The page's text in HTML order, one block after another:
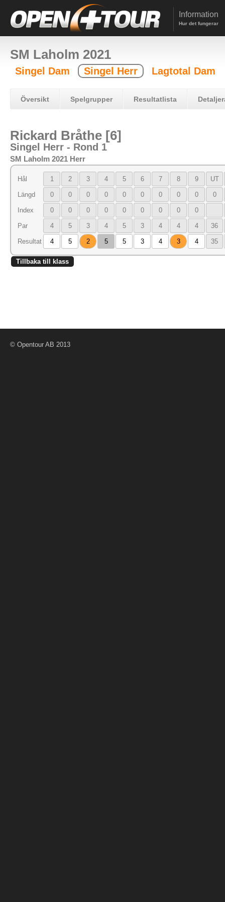
Information
Hur det fungerar
SM Laholm 2021
Singel Dam Singel Herr Lagtotal Dam
Översikt Spelgrupper Resultatlista
Rickard Bråthe [6]
Singel Herr - Rond 1
SM Laholm 2021 Herr
Hål 1 2 3 4 5 6 7 8 9 UT
Längd 0 0 0 0 0 0 0 0 0 0
Index 0 0 0 0 0 0 0 0 0
Par 4 5 3 4 5 3 4 4 4 36
Resultat 4 5 2 5 5 3 4 3 4 35
Tillbaka till klass
© Opentour AB 2013